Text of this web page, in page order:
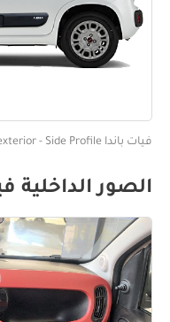
فيات باندا exterior - Side Profile
الصور الداخلية